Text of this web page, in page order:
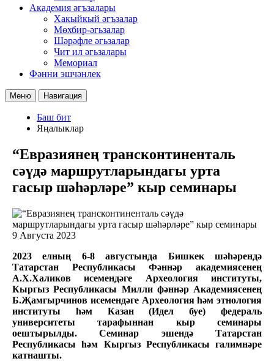
Академия әгъзалары
Хакыйкый әгъзалар
Мөхбир-әгьзалар
Шәрәфле әгьзалар
Чит ил әгьзалары
Мемориал
Фәнни эшчәнлек
Меню Навигация
Баш бит
Яңалыклар
“Евразиянең трансконтиненталь
сәүдә маршрутларындагы урта
гасыр шәһәрләре” кыр семинары
9 Августа 2023
2023 елның 6-8 августында Бишкек шәһәрендә
Татарстан Республикасы Фәннәр академиясенең
А.Х.Халиков исемендәге Археология институты,
Кыргыз Республикасы Милли фәннәр Академиясенең
Б.Җамгырчинов исемендәге Археология һәм этнология
институты һәм Казан (Идел буе) федераль
университеты тарафыннан кыр семинары
оештырылды. Семинар эшендә Татарстан
Республикасы һәм Кыргыз Республикасы галимнәре
катнашты.